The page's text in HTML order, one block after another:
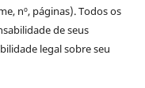
nº, páginas). Todos os
de seus
legal sobre seu